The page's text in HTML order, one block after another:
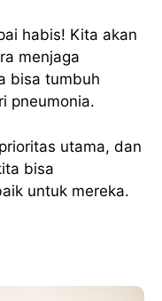
habis! Kita akan
menjaga
bisa tumbuh
pneumonia.
utama, dan
bisa
untuk mereka.